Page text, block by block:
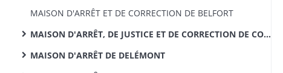
MAISON D'ARRÊT ET DE CORRECTION DE BELFORT
MAISON D'ARRÊT, DE JUSTICE ET DE CORRECTION DE COLMAR
MAISON D'ARRÊT DE DELÉMONT